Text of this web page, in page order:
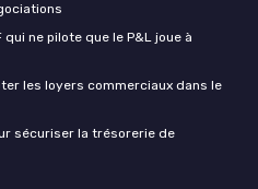
ne pilote que le P&L joue à
les loyers commerciaux dans le
sécuriser la trésorerie de